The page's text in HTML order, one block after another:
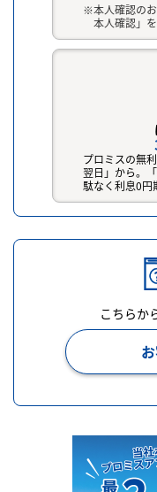
本人確認の
本人確認」
プロミスの無
翌日」から。
駄なく利息0円
こちらか